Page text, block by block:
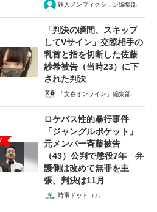
鉄人ノンフィクション編集部
「判決の瞬間、スキップ
してVサイン」交際相手の
乳首と指を切断した佐藤
紗希被告（当時23）に下
された判決
「文春オンライン」編集部
ロケバス性的暴行事件
「ジャングルポケット」
元メンバー斉藤被告
（43）公判で懲役7年 弁
護側は改めて無罪を主
張、判決は11月
時事ドットコム